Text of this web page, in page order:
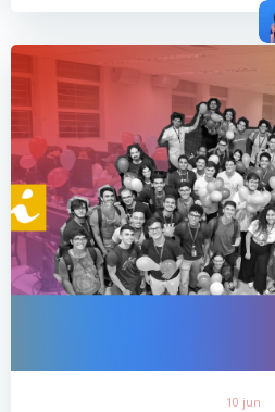
10 jun